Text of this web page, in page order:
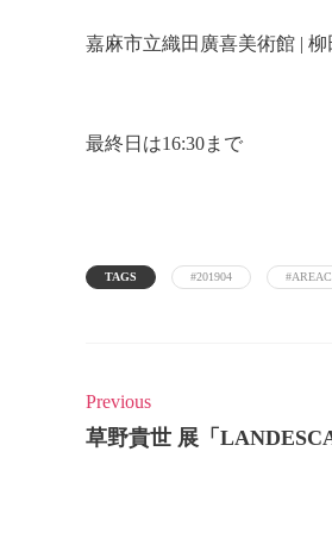
嘉麻市立織田廣喜美術館 |
最終日は16:30まで
TAGS #201904
Previous
草野貴世 展「